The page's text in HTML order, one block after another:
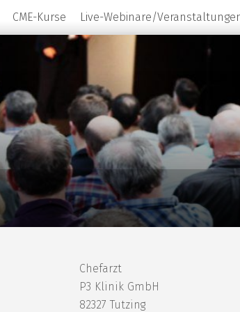
CME-Kurse Live-Webinare/
Chefarzt
P3 Klinik GmbH
82327 Tutzing